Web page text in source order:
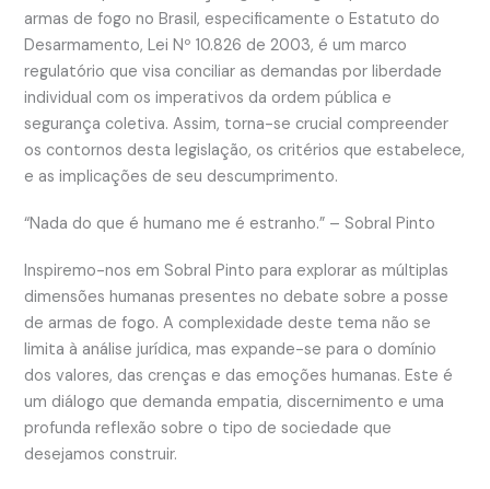
armas de fogo no Brasil, especificamente o Estatuto do
Desarmamento, Lei Nº 10.826 de 2003, é um marco
regulatório que visa conciliar as demandas por liberdade
individual com os imperativos da ordem pública e
segurança coletiva. Assim, torna-se crucial compreender
os contornos desta legislação, os critérios que estabelece,
e as implicações de seu descumprimento.
“Nada do que é humano me é estranho.” – Sobral Pinto
Inspiremo-nos em Sobral Pinto para explorar as múltiplas
dimensões humanas presentes no debate sobre a posse
de armas de fogo. A complexidade deste tema não se
limita à análise jurídica, mas expande-se para o domínio
dos valores, das crenças e das emoções humanas. Este é
um diálogo que demanda empatia, discernimento e uma
profunda reflexão sobre o tipo de sociedade que
desejamos construir.